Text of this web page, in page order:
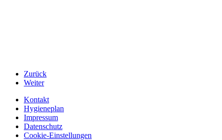
Zurück
Weiter
Kontakt
Hygieneplan
Impressum
Datenschutz
Cookie-Einstellungen